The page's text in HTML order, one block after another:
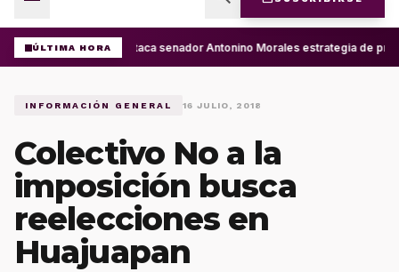
ÚLTIMA HORA Destaca senador Antonino Morales estrategia de
INFORMACIÓN GENERAL 16 JULIO, 2018
Colectivo No a la
imposición busca
reelecciones en
Huajuapan